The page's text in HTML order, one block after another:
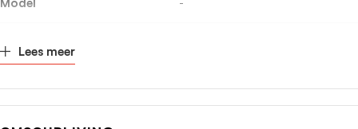
Kabeltype
Lees meer